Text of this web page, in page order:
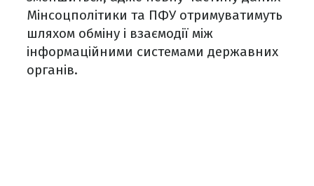
Мінсоцполітики та ПФУ отримуватимуть
шляхом обміну і взаємодії між
інформаційними системами державних
органів.